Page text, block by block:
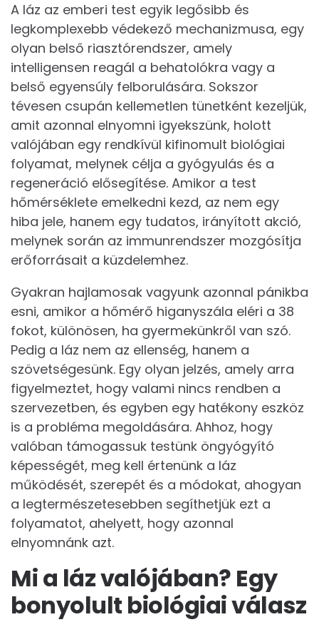
A láz az emberi test egyik legősibb és
legkomplexebb védekező mechanizmusa, egy
olyan belső riasztórendszer, amely
intelligensen reagál a behatolókra vagy a
belső egyensúly felborulására. Sokszor
tévesen csupán kellemetlen tünetként kezeljük,
amit azonnal elnyomni igyekszünk, holott
valójában egy rendkívül kifinomult biológiai
folyamat, melynek célja a gyógyulás és a
regeneráció elősegítése. Amikor a test
hőmérséklete emelkedni kezd, az nem egy
hiba jele, hanem egy tudatos, irányított akció,
melynek során az immunrendszer mozgósítja
erőforrásait a küzdelemhez.
Gyakran hajlamosak vagyunk azonnal pánikba
esni, amikor a hőmérő higanyszála eléri a 38
fokot, különösen, ha gyermekünkről van szó.
Pedig a láz nem az ellenség, hanem a
szövetségesünk. Egy olyan jelzés, amely arra
figyelmeztet, hogy valami nincs rendben a
szervezetben, és egyben egy hatékony eszköz
is a probléma megoldására. Ahhoz, hogy
valóban támogassuk testünk öngyógyító
képességét, meg kell értenünk a láz
működését, szerepét és a módokat, ahogyan
a legtermészetesebben segíthetjük ezt a
folyamatot, ahelyett, hogy azonnal
elnyomnánk azt.
Mi a láz valójában? Egy
bonyolult biológiai válasz